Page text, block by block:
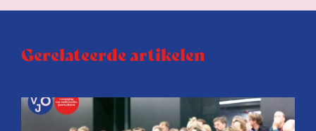
Gerelateerde artikelen